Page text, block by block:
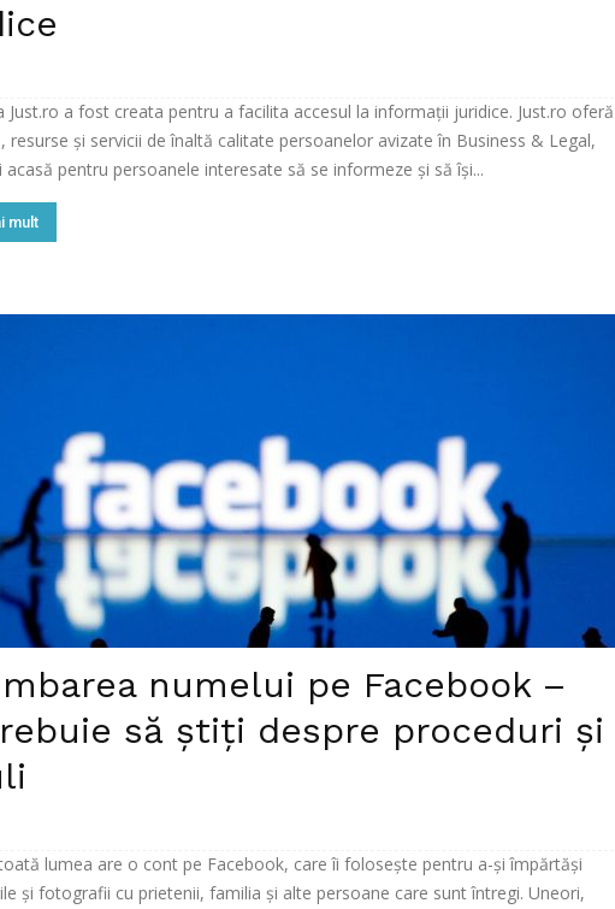
Just.ro a fost creata pentru a facilita accesul la informații juridice. Just.ro oferă
resurse și servicii de înaltă calitate persoanelor avizate în Business & Legal,
acasă pentru persoanele interesate să se informeze și să își...
mult
numelui pe Facebook –
să știți despre proceduri și
lumea are o cont pe Facebook, care îi folosește pentru a-și împărtăși
și fotografii cu prietenii, familia și alte persoane care sunt întregi. Uneori,